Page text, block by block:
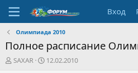
Вход
Олимпиада 2010
Полное расписание
А
SAXAR
Д12.02.2010